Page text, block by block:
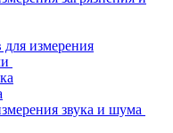
измерения
звука и шума